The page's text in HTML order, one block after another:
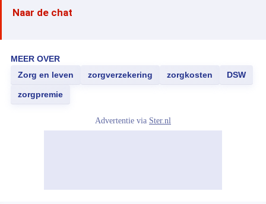
Naar de chat
MEER OVER
Zorg en leven
zorgverzekering zorgkosten DSW
zorgpremie
Advertentie via Ster.nl